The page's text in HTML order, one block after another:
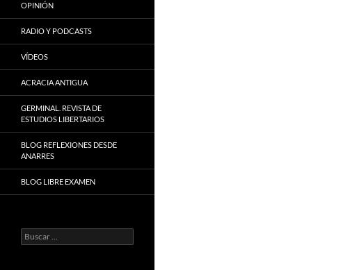
OPINIÓN
RADIO Y PODCASTS
VÍDEOS
ACRACIA ANTIGUA
GERMINAL. REVISTA DE
ESTUDIOS LIBERTARIOS
BLOG REFLEXIONES DESDE
ANARRES
BLOG LIBRE EXAMEN
Buscar: